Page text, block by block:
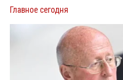
Главное сегодня